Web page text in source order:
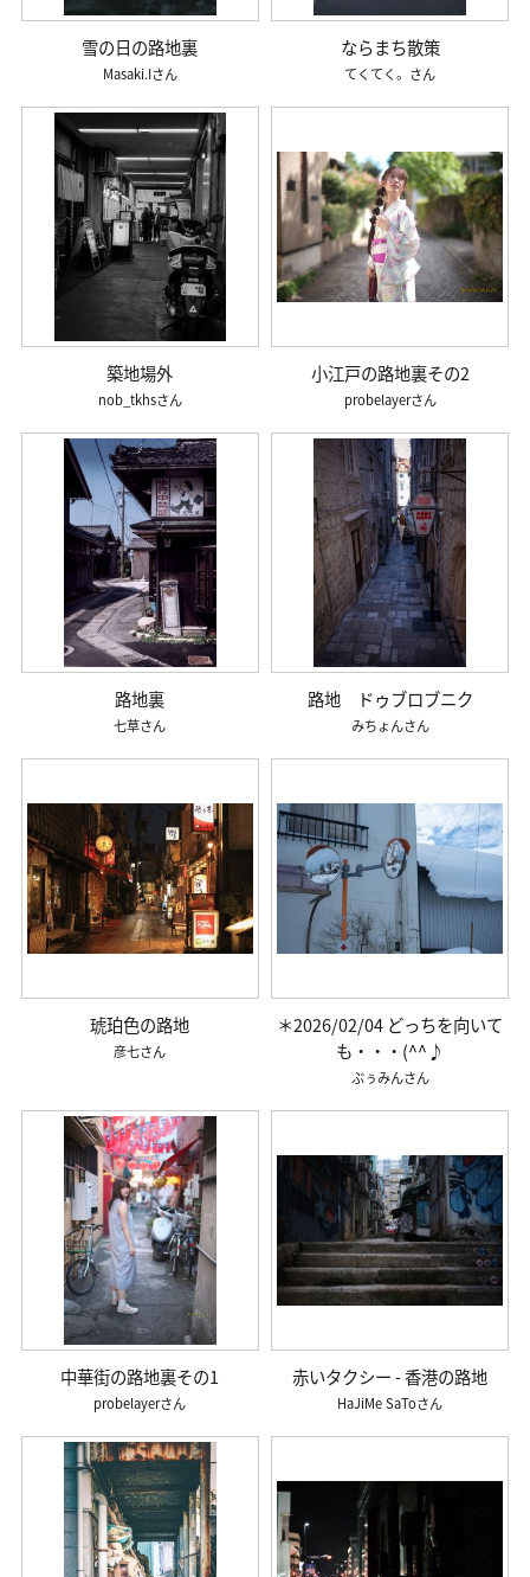
雪の日の路地裏
Masaki.I
ならまち散策
てくてく。
築地場外
nob_tkhs
小江戸の路地裏その2
probelayer
路地裏
七草
路地 ドゥブロブニク
みちょん
琥珀色の路地
彦七
＊2026/02/04 どっちを向いて
も・・・(^^♪
ぶぅみん
中華街の路地裏その1
probelayer
赤いタクシー - 香港の路地
HaJiMe SaTo